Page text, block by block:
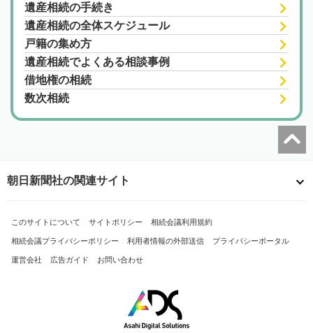
遺産相続の手続き
遺産相続の全体スケジュール
戸籍の集め方
遺産相続でよくある相談事例
借地権の相続
数次相続
朝日新聞社の関連サイト
このサイトについて サイトポリシー 相続会議利用規約
相続会議プライバシーポリシー 利用者情報の外部送信 プライバシーポータル
運営会社 広告ガイド お問い合わせ